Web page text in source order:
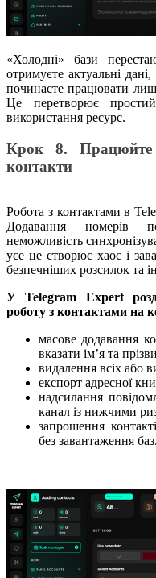
«Холодні» бази
отримуєте актуальні
починаєте працювати
Це перетворює
використання ресурс.
Крок 8. Працюйте
контакти
Робота з контактами в
Додавання номерів
неможливість
усе це створює хаос і
безпечніших розсилок та
У Telegram Expert
роботу з контактами на
масове додавання
вказати ім’я та
видалення всіх або
експорт адресної
надсилання
канал із нижчими
запрошення
без завантаження баз.